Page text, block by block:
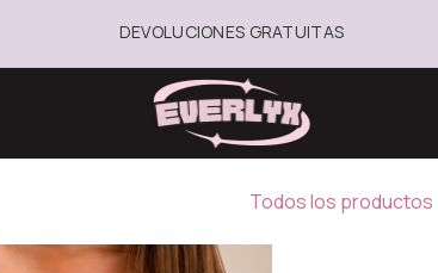
DEVOLUCIONES GRATUITAS
Todos los productos